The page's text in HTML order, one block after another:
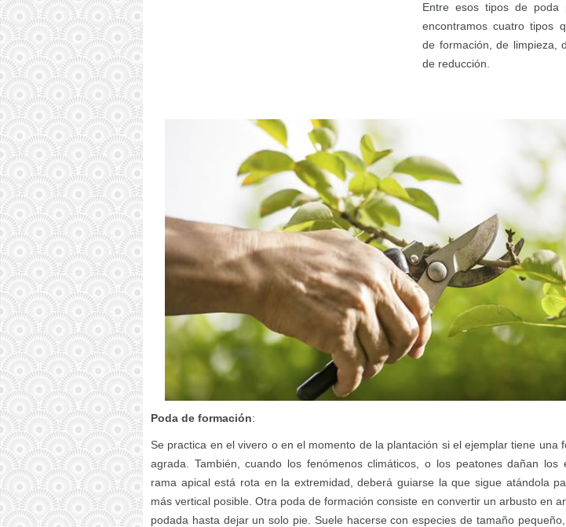
Entre esos tipos de poda
encontramos cuatro tipos
de formación, de limpieza,
de reducción.
Poda de formación:
Se practica en el vivero o en el momento de la plantación si el ejemplar tiene una
agrada. También, cuando los fenómenos climáticos, o los peatones dañan los
rama apical está rota en la extremidad, deberá guiarse la que sigue atándola
más vertical posible. Otra poda de formación consiste en convertir un arbusto en
podada hasta dejar un solo pie. Suele hacerse con especies de tamaño